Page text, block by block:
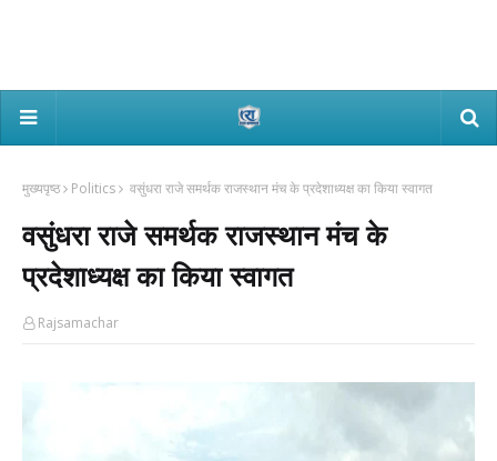
मुख्यपृष्ठ Politics वसुंधरा राजे समर्थक राजस्थान मंच के प्रदेशाध्यक्ष का किया स्वागत
वसुंधरा राजे समर्थक राजस्थान मंच के
प्रदेशाध्यक्ष का किया स्वागत
Rajsamachar